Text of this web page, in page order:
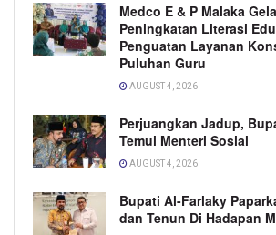
Medco E & P Malaka
Peningkatan Literasi
Penguatan Layanan
Puluhan Guru
AUGUST 4, 2026
Perjuangkan Jadup,
Temui Menteri Sosial
AUGUST 4, 2026
Bupati Al-Farlaky
dan Tenun Di Hadapan